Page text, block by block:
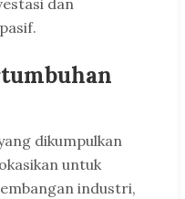
dan
dikumpulkan
untuk
industri,